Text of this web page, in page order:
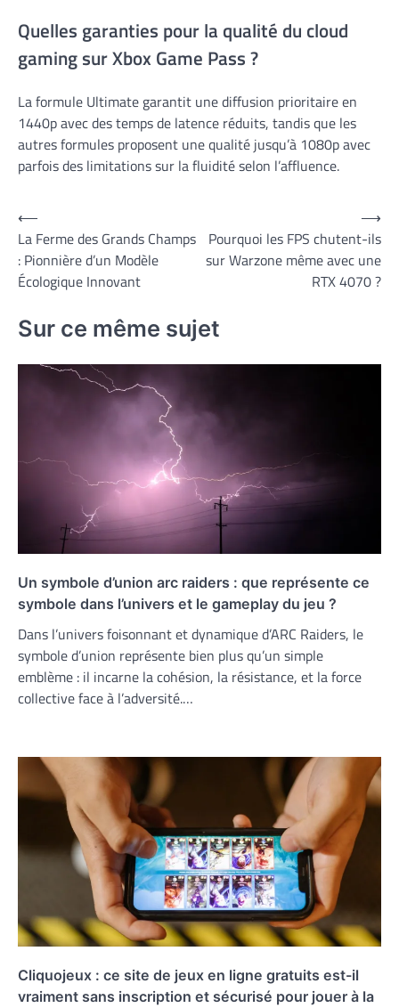
Quelles garanties pour la qualité du cloud
gaming sur Xbox Game Pass ?
La formule Ultimate garantit une diffusion prioritaire en
1440p avec des temps de latence réduits, tandis que les
autres formules proposent une qualité jusqu’à 1080p avec
parfois des limitations sur la fluidité selon l’affluence.
Navigation
de
l’article
⟵
La Ferme des Grands Champs
: Pionnière d’un Modèle
Écologique Innovant
Pourquoi les FPS chutent-ils
sur Warzone même avec une
RTX 4070 ?
⟶
Sur ce même sujet
Un symbole d’union arc raiders : que représente ce
symbole dans l’univers et le gameplay du jeu ?
Dans l’univers foisonnant et dynamique d’ARC Raiders, le
symbole d’union représente bien plus qu’un simple
emblème : il incarne la cohésion, la résistance, et la force
collective face à l’adversité.…
Cliquojeux : ce site de jeux en ligne gratuits est-il
vraiment sans inscription et sécurisé pour jouer à la